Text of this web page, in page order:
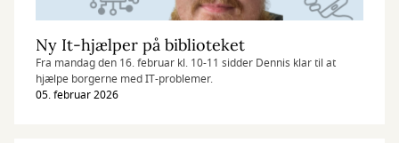
Ny It-hjælper på biblioteket
Fra mandag den 16. februar kl. 10-11 sidder Dennis klar til at
hjælpe borgerne med IT-problemer.
05. februar 2026